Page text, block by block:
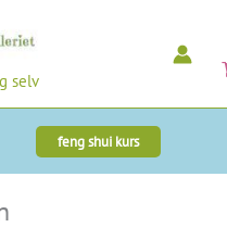
selv
feng shui kurs